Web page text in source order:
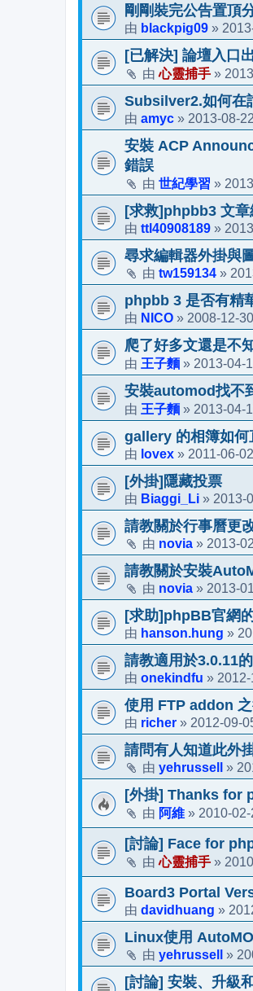
剛剛裝完公告置頂
由 blackpig09 »
[已解決] 論壇入口
由心靈捕手 »
Subsilver2.如何在
由 amyc » 2013-08-
安裝 ACP
錯誤
由 世紀學習 »
[求救]phpbb3 文章
由 ttl40908189 »
尋求編輯器外掛與
由 tw159134 »
phpbb 3 是否有精
由 NICO » 2008-12-
爬了好多文還是不
由 王子麵 » 2013-04-
安裝automod找不
由 王子麵 » 2013-04-
gallery 的相簿如何
由 lovex » 2011-06-
[外掛]隱藏投票
由 Biaggi_Li » 2013-
請教關於行事曆更
由 novia » 2013-
請教關於安裝
由 novia » 2013-
[求助]phpBB官網
由 hanson.hung »
請教適用於3.0.11
由 onekindfu »
使用 FTP addon
由 richer » 2012-09-
請問有人知道此外
由 yehrussell »
[外掛] Thanks for
由 阿維 » 2010-
[討論] Face for
由心靈捕手 »
Board3 Portal
由 davidhuang »
Linux使用
由 yehrussell »
[討論] 安裝、升級